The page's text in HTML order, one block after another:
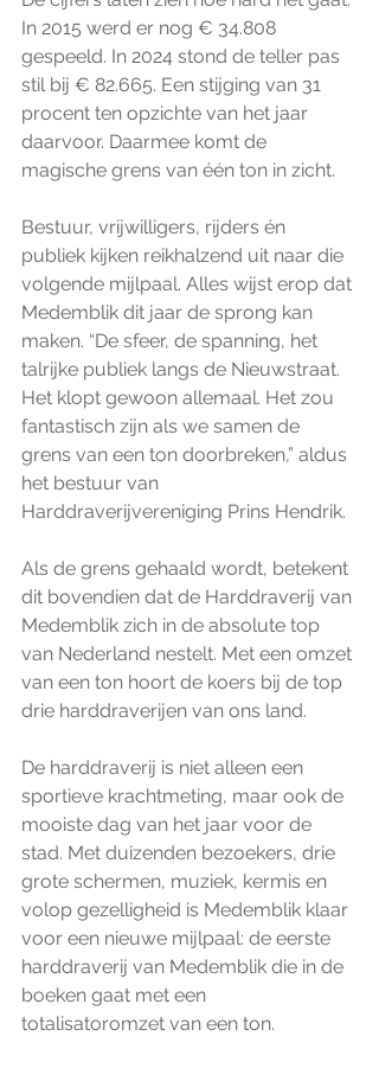
In 2015 werd er nog € 34.808
gespeeld. In 2024 stond de teller pas
stil bij € 82.665. Een stijging van 31
procent ten opzichte van het jaar
daarvoor. Daarmee komt de
magische grens van één ton in zicht.
Bestuur, vrijwilligers, rijders én
publiek kijken reikhalzend uit naar die
volgende mijlpaal. Alles wijst erop dat
Medemblik dit jaar de sprong kan
maken. “De sfeer, de spanning, het
talrijke publiek langs de Nieuwstraat.
Het klopt gewoon allemaal. Het zou
fantastisch zijn als we samen de
grens van een ton doorbreken,” aldus
het bestuur van
Harddraverijvereniging Prins Hendrik.
Als de grens gehaald wordt, betekent
dit bovendien dat de Harddraverij van
Medemblik zich in de absolute top
van Nederland nestelt. Met een omzet
van een ton hoort de koers bij de top
drie harddraverijen van ons land.
De harddraverij is niet alleen een
sportieve krachtmeting, maar ook de
mooiste dag van het jaar voor de
stad. Met duizenden bezoekers, drie
grote schermen, muziek, kermis en
volop gezelligheid is Medemblik klaar
voor een nieuwe mijlpaal: de eerste
harddraverij van Medemblik die in de
boeken gaat met een
totalisatoromzet van een ton.